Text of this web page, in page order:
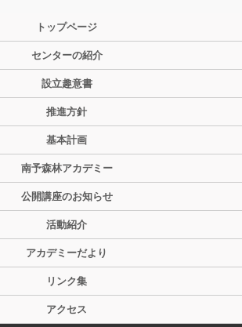
トップページ
センターの紹介
設立趣意書
推進方針
基本計画
南予森林アカデミー
公開講座のお知らせ
活動紹介
アカデミーだより
リンク集
アクセス